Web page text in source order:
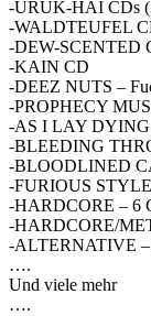
-URUK-HAI CDs
-WALDTEUFEL
-DEW-SCENTED
-KAIN CD
-DEEZ NUTS –
-PROPHECY
-AS I LAY DYING
-BLEEDING
-BLOODLINED
-FURIOUS
-HARDCORE – 6
-HARDCORE/
-ALTERNATIVE –
….
Und viele mehr
….